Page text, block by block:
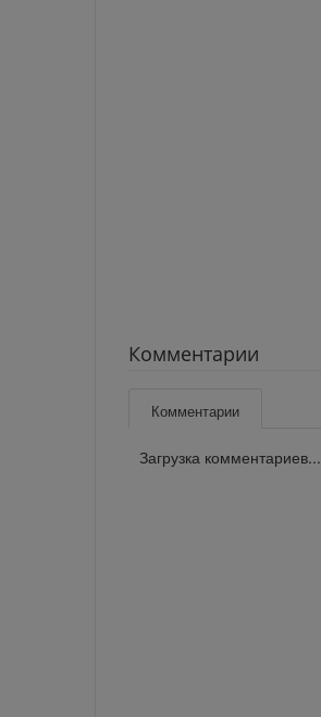
Комментарии
Комментарии
Загрузка комментариев...